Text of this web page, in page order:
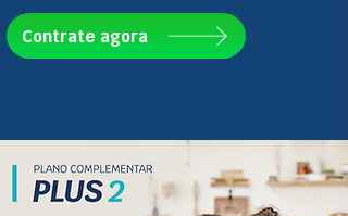
Contrate agora